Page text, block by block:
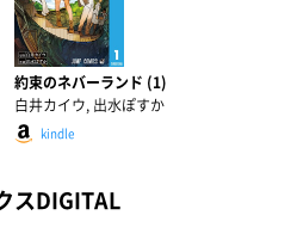
約束のネバーランド (1)
白井カイウ, 出水ぽすか
kindle
スDIGITAL